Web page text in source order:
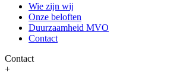
Wie zijn wij
Onze beloften
Duurzaamheid MVO
Contact
Contact
+